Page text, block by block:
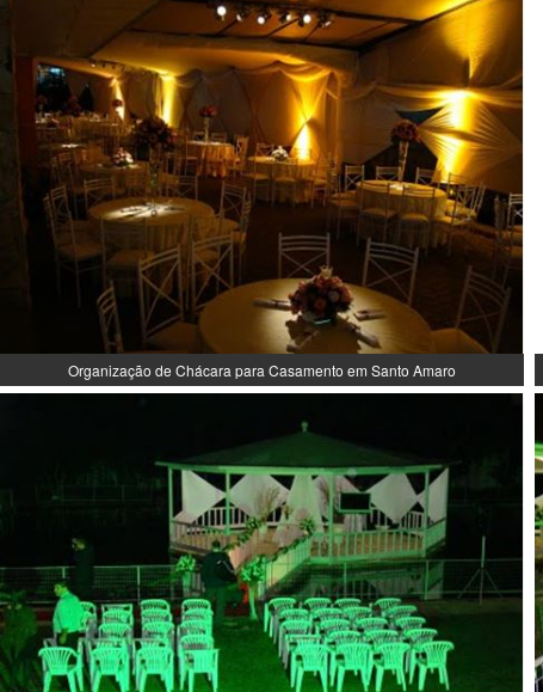
Organização de Chácara para Casamento em Santo Amaro